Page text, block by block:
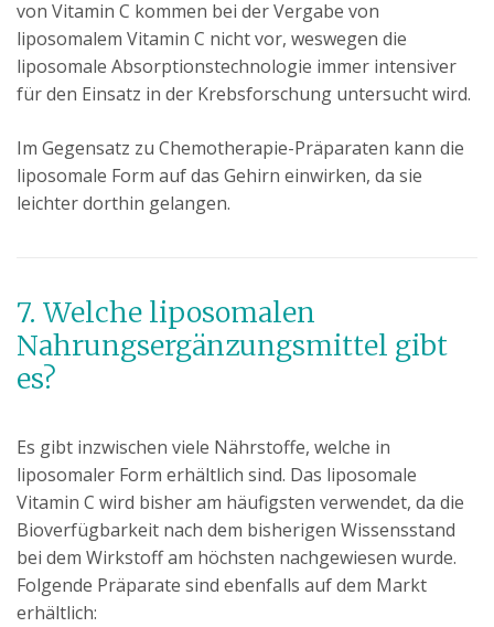
von Vitamin C kommen bei der Vergabe von
liposomalem Vitamin C nicht vor, weswegen die
liposomale Absorptionstechnologie immer intensiver
für den Einsatz in der Krebsforschung untersucht wird.
Im Gegensatz zu Chemotherapie-Präparaten kann die
liposomale Form auf das Gehirn einwirken, da sie
leichter dorthin gelangen.
7. Welche liposomalen
Nahrungsergänzungsmittel gibt
es?
Es gibt inzwischen viele Nährstoffe, welche in
liposomaler Form erhältlich sind. Das liposomale
Vitamin C wird bisher am häufigsten verwendet, da die
Bioverfügbarkeit nach dem bisherigen Wissensstand
bei dem Wirkstoff am höchsten nachgewiesen wurde.
Folgende Präparate sind ebenfalls auf dem Markt
erhältlich: